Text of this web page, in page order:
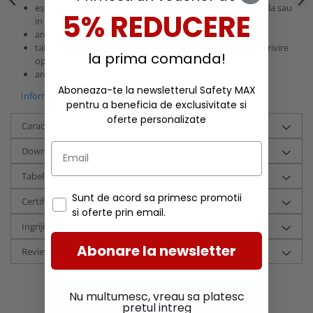
este special conceputa pentru lucru in zonele cu umezeala sau
in zilele cu ploaie;
are bretele elastice ajustabile dupa preferintele tale;
talia este, de asemenea, ajustabila prin capse pentru potrivire
optima si confort crescut;
are buzunar intern cu fermoar
Informatii conformitate produs
Caracteristici
Download (4)
Tabel marimi HHW - Barbati (cm)
Certificari si tehnologii
Ingrijire
Review-uri
(0)
5% REDUCERE
la prima comanda!
Aboneaza-te la newsletterul Safety MAX
pentru a beneficia de exclusivitate si
oferte personalizate
Sunt de acord sa primesc promotii
si oferte prin email.
Abonare la newsletter
Nu multumesc, vreau sa platesc
pretul intreg